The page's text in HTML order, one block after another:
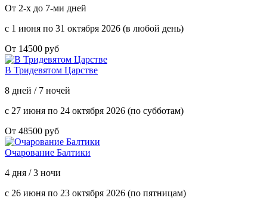
От 2-х до 7-ми дней
с 1 июня по 31 октября 2026 (в любой день)
От 14500 руб
В Тридевятом Царстве
8 дней / 7 ночей
с 27 июня по 24 октября 2026 (по субботам)
От 48500 руб
Очарование Балтики
4 дня / 3 ночи
с 26 июня по 23 октября 2026 (по пятницам)